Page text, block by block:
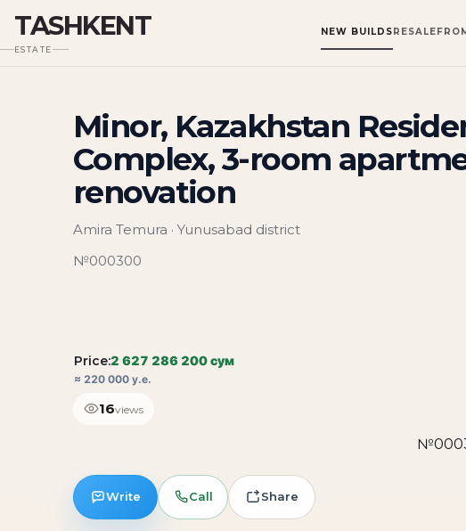
TASHKENT
ESTATE
NEW BUILDSRESALE
Minor, Kazakhstan
Complex, 3-room
renovation
Amira Temura · Yunusabad district
№000300
Price:2 627 286 200 сум
≈ 220 000 у.е.
16views
Write Call Share